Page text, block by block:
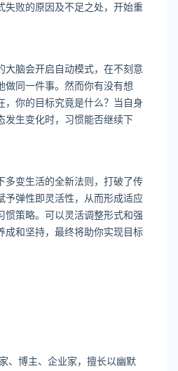
失败的原因及不足之处，开始重
大脑会开启自动模式，在不刻意
做同一件事。然而你有没有想
，你的目标究竟是什么？当自身
发生变化时，习惯能否继续下
多变生活的全新法则，打破了传
予弹性即灵活性，从而形成适应
惯策略。可以灵活调整形式和强
成和坚持，最终将助你实现目标
、博主、企业家，擅长以幽默